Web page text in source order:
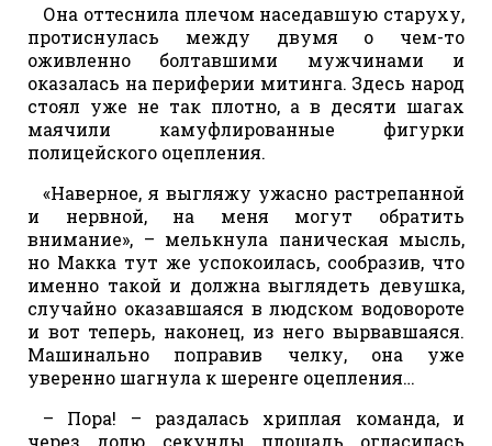
Она оттеснила плечом наседавшую старуху,
протиснулась между двумя о чем-то
оживленно болтавшими мужчинами и
оказалась на периферии митинга. Здесь народ
стоял уже не так плотно, а в десяти шагах
маячили камуфлированные фигурки
полицейского оцепления.
«Наверное, я выгляжу ужасно растрепанной
и нервной, на меня могут обратить
внимание», – мелькнула паническая мысль,
но Макка тут же успокоилась, сообразив, что
именно такой и должна выглядеть девушка,
случайно оказавшаяся в людском водовороте
и вот теперь, наконец, из него вырвавшаяся.
Машинально поправив челку, она уже
уверенно шагнула к шеренге оцепления…
– Пора! – раздалась хриплая команда, и
через долю секунды площадь огласилась